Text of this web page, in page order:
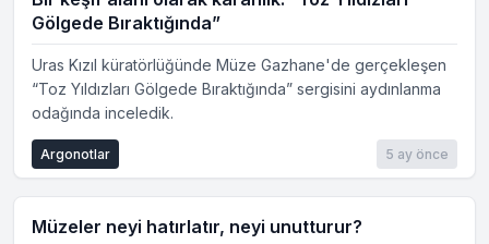
Gölgede Bıraktığında”
Uras Kızıl küratörlüğünde Müze Gazhane'de gerçekleşen
“Toz Yıldızları Gölgede Bıraktığında” sergisini aydınlanma
odağında inceledik.
5 ay önce
Argonotlar
Müzeler neyi hatırlatır, neyi unutturur?